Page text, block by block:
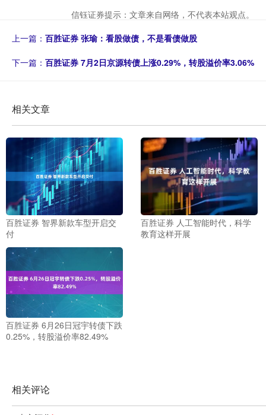
信钰证券提示：文章来自网络，不代表本站观点。
上一篇： 百胜证券 张瑜：看股做债，不是看债做股
下一篇： 百胜证券 7月2日京源转债上涨0.29%，转股溢价率3.06%
相关文章
百胜证券 智界新款车型开启交
付
百胜证券 人工智能时代，科学
教育这样开展
百胜证券 6月26日冠宇转债下跌
0.25%，转股溢价率82.49%
相关评论